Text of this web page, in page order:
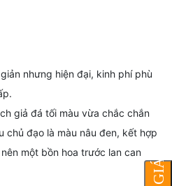
nhưng hiện đại, kinh phí phù
giả đá tối màu vừa chắc chắn
chủ đạo là màu nâu đen, kết hợp
một bồn hoa trước lan can